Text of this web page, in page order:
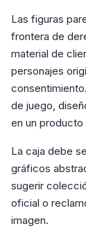
Las figuras
frontera de
material de
personajes
de juego,
en un
La caja debe
gráficos
sugerir
oficial o
imagen.